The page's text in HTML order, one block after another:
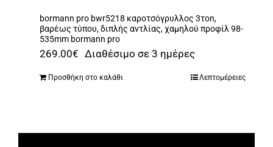
bormann pro bwr5218 καροτσόγρυλλος 3τon,
βαρέως τύπου, διπλής αντλίας, χαμηλού προφίλ 98-
535mm bormann pro
269.00€ Διαθέσιμο σε 3 ημέρες
Προσθήκη στο καλάθι Λεπτομέρειες